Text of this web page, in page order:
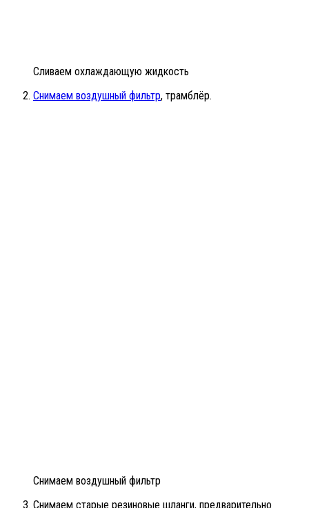
Сливаем охлаждающую жидкость
Снимаем воздушный фильтр, трамблёр.
Снимаем воздушный фильтр
Снимаем старые резиновые шланги, предварительно